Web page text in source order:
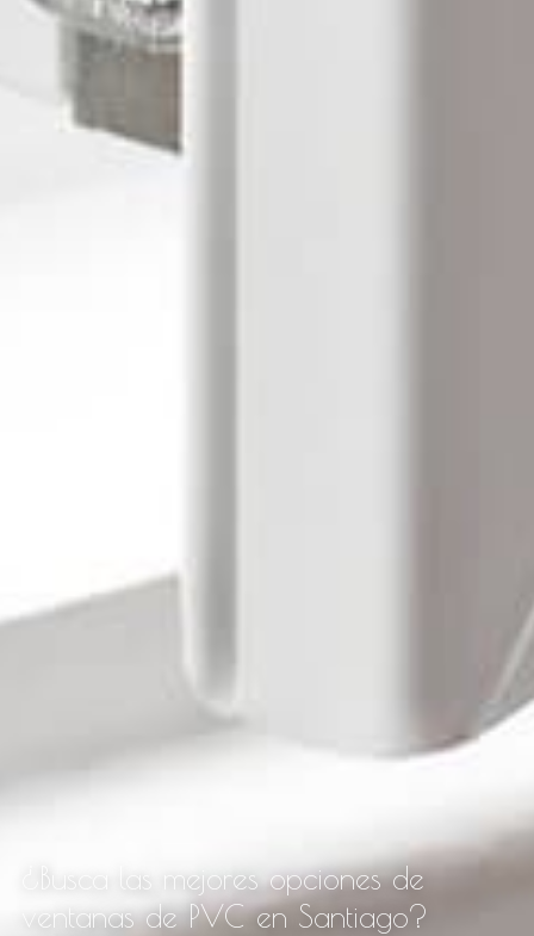
¿Busca las mejores opciones de
ventanas de PVC en Santiago?